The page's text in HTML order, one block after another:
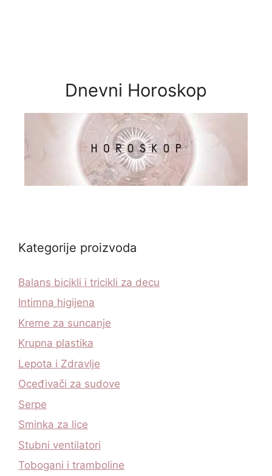
Dnevni Horoskop
Kategorije proizvoda
Balans bicikli i tricikli za decu
Intimna higijena
Kreme za suncanje
Krupna plastika
Lepota i Zdravlje
Oceđivači za sudove
Serpe
Sminka za lice
Stubni ventilatori
Tobogani i tramboline